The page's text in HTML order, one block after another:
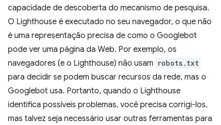
capacidade de descoberta do mecanismo de pesquisa.
O Lighthouse é executado no seu navegador, o que não
é uma representação precisa de como o Googlebot
pode ver uma página da Web. Por exemplo, os
navegadores (e o Lighthouse) não usam robots.txt
para decidir se podem buscar recursos da rede, mas o
Googlebot usa. Portanto, quando o Lighthouse
identifica possíveis problemas, você precisa corrigi-los,
mas talvez seja necessário usar outras ferramentas para